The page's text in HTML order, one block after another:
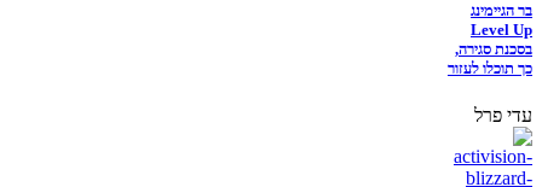
בר הגיימינג
Level Up
בסכנת סגירה,
כך תוכלו לעזור
עדי פרל